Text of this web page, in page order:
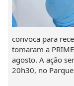
convoca para
tomaram a
agosto. A ação
20h30, no